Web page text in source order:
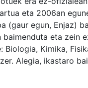
eta 2006an
(gaur egun, Enjaz)
eta zein
Kimika,
Alegia, ikastaro